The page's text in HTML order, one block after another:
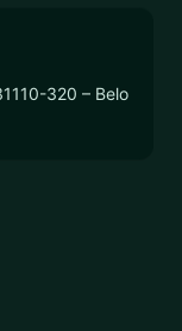
320 – Belo